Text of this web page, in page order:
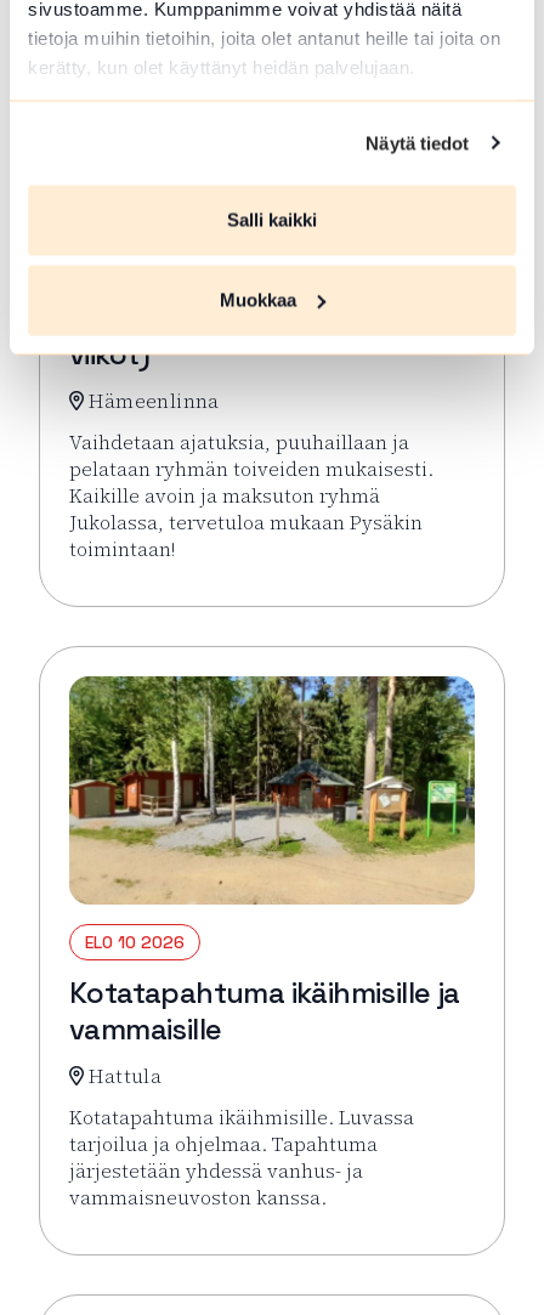
sivustoamme. Kumppanimme voivat yhdistää näitä
tietoja muihin tietoihin, joita olet antanut heille tai joita on
kerätty, kun olet käyttänyt heidän palvelujaan.
Näytä tiedot
Salli kaikki
Muokkaa
ELO 10 2026
Virkeyttä Viikkoon (parittomat
viikot)
Hämeenlinna
Vaihdetaan ajatuksia, puuhaillaan ja
pelataan ryhmän toiveiden mukaisesti.
Kaikille avoin ja maksuton ryhmä
Jukolassa, tervetuloa mukaan Pysäkin
toimintaan!
Lue lisää tapahtumasta Virkeyttä Viikkoon
ELO 10 2026
Kotatapahtuma ikäihmisille ja
vammaisille
Hattula
Kotatapahtuma ikäihmisille. Luvassa
tarjoilua ja ohjelmaa. Tapahtuma
järjestetään yhdessä vanhus- ja
vammaisneuvoston kanssa.
Lue lisää tapahtumasta Kotatapahtuma